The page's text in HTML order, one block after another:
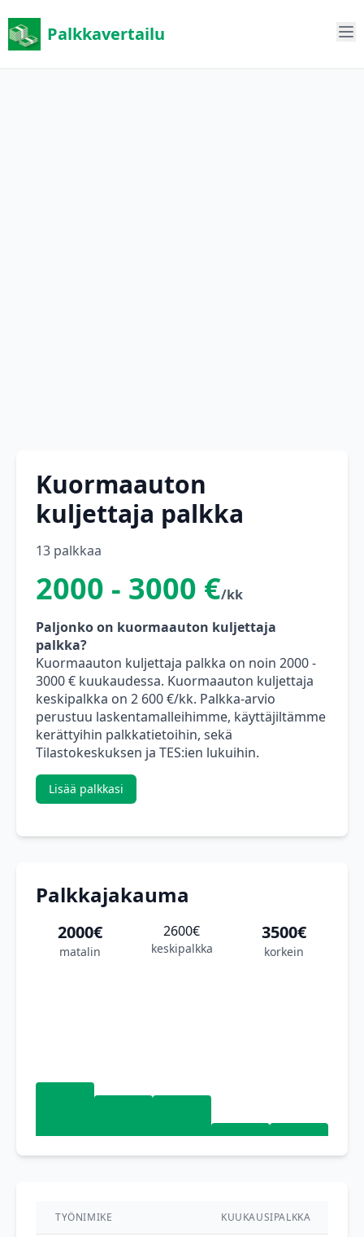
Palkkavertailu
Kuormaauton
kuljettaja palkka
13 palkkaa
2000 - 3000 €/kk
Paljonko on kuormaauton kuljettaja
palkka?
Kuormaauton kuljettaja palkka on noin 2000 -
3000 € kuukaudessa. Kuormaauton kuljettaja
keskipalkka on 2 600 €/kk. Palkka-arvio
perustuu laskentamalleihimme, käyttäjiltämme
kerättyihin palkkatietoihin, sekä
Tilastokeskuksen ja TES:ien lukuihin.
Lisää palkkasi
Palkkajakauma
2000€
matalin
2600€
keskipalkka
3500€
korkein
TYÖNIMIKE KUUKAUSIPALKKA